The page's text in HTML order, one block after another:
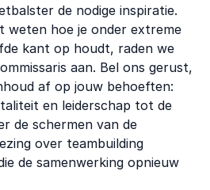
de nodige inspiratie.
weten hoe je onder extreme
kant op houdt, raden we
aan. Bel ons gerust,
af op jouw behoeften:
en leiderschap tot de
de schermen van de
over teambuilding
de samenwerking opnieuw